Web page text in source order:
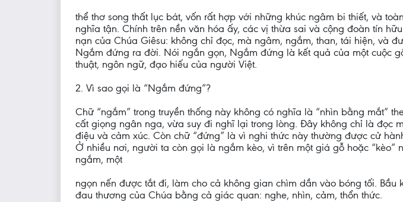
thể thơ song thất lục bát, vốn rất hợp với những khúc ngâm bi thiết, và
nghĩa tận. Chính trên nền văn hóa ấy, các vị thừa sai và cộng đoàn tín
nạn của Chúa Giêsu: không chỉ đọc, mà ngâm, ngắm, than, tái hiện, và
Ngắm đứng ra đời. Nói ngắn gọn, Ngắm đứng là kết quả của một cuộc
thuật, ngôn ngữ, đạo hiếu của người Việt.
2. Vì sao gọi là “Ngắm đứng”?
Chữ “ngắm” trong truyền thống này không có nghĩa là “nhìn bằng mắt”
cất giọng ngân nga, vừa suy đi nghĩ lại trong lòng. Đây không chỉ là đọc
điệu và cảm xúc. Còn chữ “đứng” là vì nghi thức này thường được cử
Ở nhiều nơi, người ta còn gọi là ngắm kèo, vì trên một giá gỗ hoặc “kèo”
ngắm, một
ngọn nến được tắt đi, làm cho cả không gian chìm dần vào bóng tối.
đau thương của Chúa bằng cả giác quan: nghe, nhìn, cảm, thổn thức.